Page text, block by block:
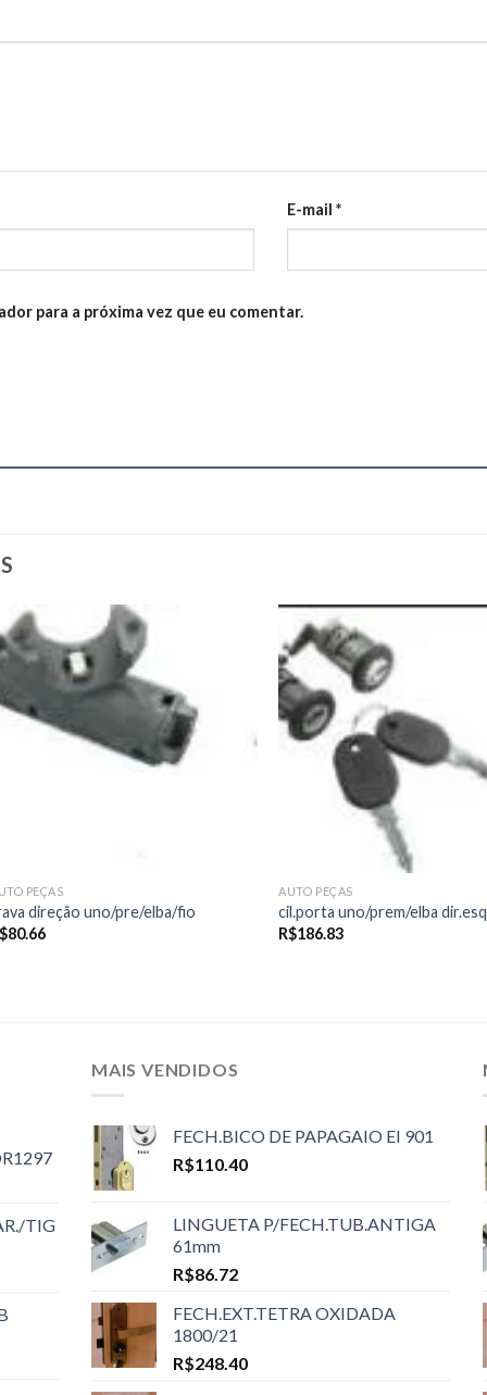
E-mail *
para a próxima vez que eu comentar.
PEÇAS
direção uno/pre/elba/fio
80.66
AUTO PEÇAS
cil.porta uno/prem/elba
R$186.83
TIG
MAIS VENDIDOS
FECH.BICO DE PAPAGAIO EI 901
R$110.40
LINGUETA P/FECH.TUB.ANTIGA
61mm
R$86.72
FECH.EXT.TETRA OXIDADA
1800/21
R$248.40